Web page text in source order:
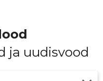
ja uudisvood